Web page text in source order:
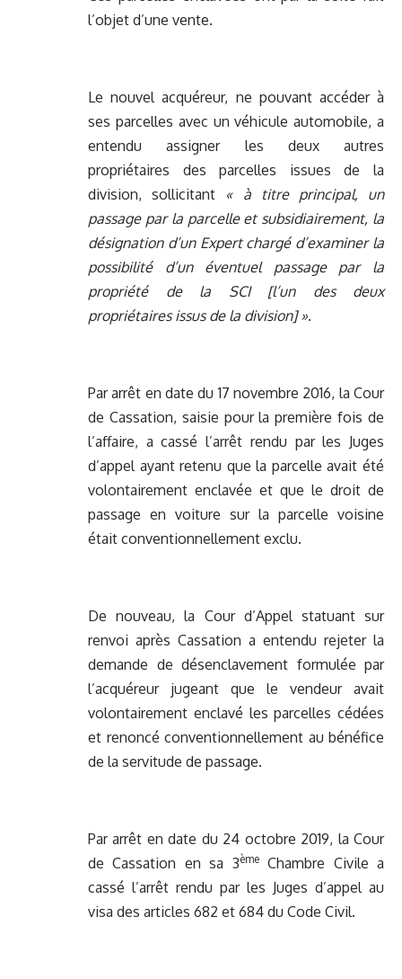
l’objet d’une vente.
Le nouvel acquéreur, ne pouvant accéder à
ses parcelles avec un véhicule automobile, a
entendu assigner les deux autres
propriétaires des parcelles issues de la
division, sollicitant « à titre principal, un
passage par la parcelle et subsidiairement, la
désignation d’un Expert chargé d’examiner la
possibilité d’un éventuel passage par la
propriété de la SCI [l’un des deux
propriétaires issus de la division] ».
Par arrêt en date du 17 novembre 2016, la Cour
de Cassation, saisie pour la première fois de
l’affaire, a cassé l’arrêt rendu par les Juges
d’appel ayant retenu que la parcelle avait été
volontairement enclavée et que le droit de
passage en voiture sur la parcelle voisine
était conventionnellement exclu.
De nouveau, la Cour d’Appel statuant sur
renvoi après Cassation a entendu rejeter la
demande de désenclavement formulée par
l’acquéreur jugeant que le vendeur avait
volontairement enclavé les parcelles cédées
et renoncé conventionnellement au bénéfice
de la servitude de passage.
Par arrêt en date du 24 octobre 2019, la Cour
de Cassation en sa 3èmeChambre Civile a
cassé l’arrêt rendu par les Juges d’appel au
visa des articles 682 et 684 du Code Civil.